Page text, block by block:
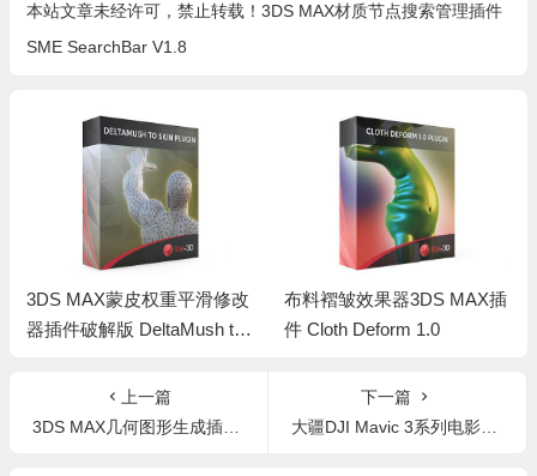
本站文章未经许可，禁止转载！ 3DS MAX材质节点搜索管理插件
SME SearchBar V1.8
3DS MAX蒙皮权重平滑修改
器插件破解版 DeltaMush to
布料褶皱效果器3DS MAX插
件 Cloth Deform 1.0
上一篇
3DS MAX几何图形生成插件 Pivot Studio Pattern Engine 1.40
下一篇
大疆DJI Mavic 3系列电影级无人机航拍LUT调色包预设 DJI MAVIC 3 SERIES CINEMATIC LUT PACK